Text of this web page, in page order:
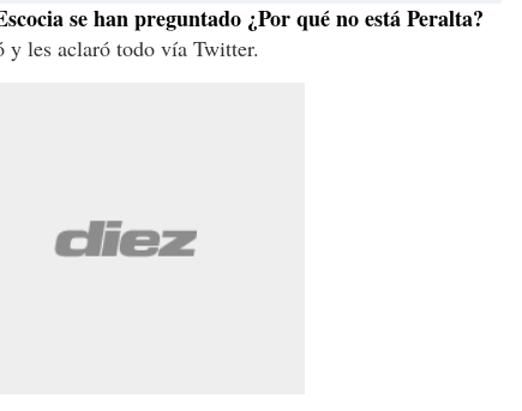
se han preguntado ¿Por qué no está Peralta?
y les aclaró todo vía Twitter.